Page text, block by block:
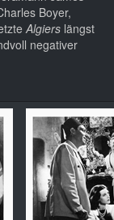
Boyer,
Algiers längst
negativer